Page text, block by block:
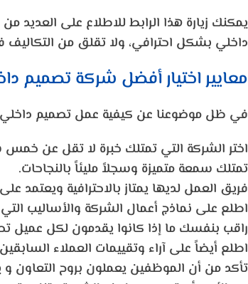
يمكنك زيارة هذا الرابط للاطلاع على العديد
داخلي بشكل احترافي، ولا تقلق من
معايير اختيار أفضل شركة تصميم
في ظل موضوعنا عن كيفية عمل تصميم داخلي
اختر الشركة التي تمتلك خبرة لا تقل عن
تمتلك سمعة متميزة وسجلاً مليئاً بالنجاحات.
فريق العمل لديها يمتاز بالاحترافية ويعتمد على
اطلع على نماذج أعمال الشركة والأساليب
راقب بنفسك ما إذا كانوا يقدمون لكل عميل
اطلع أيضاً على آراء وتقييمات العملاء
تأكد من أن الموظفين يعملون بروح التعاون و